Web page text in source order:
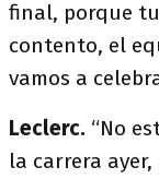
final, porque
contento, el
vamos a
Leclerc. “No
la carrera